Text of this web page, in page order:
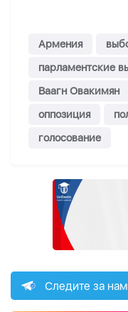
Армения
парламентские
Ваагн Овакимян
оппозиция
голосование
Следите за